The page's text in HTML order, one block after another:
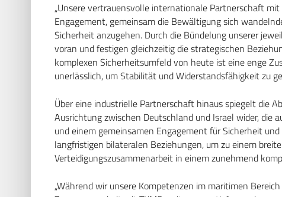
„Unsere vertrauensvolle internationale Partnerschaft
Engagement, gemeinsam die Bewältigung sich
Sicherheit anzugehen. Durch die Bündelung unserer
voran und festigen gleichzeitig die strategischen
komplexen Sicherheitsumfeld von heute ist eine enge
unerlässlich, um Stabilität und Widerstandsfähigkeit zu
Über eine industrielle Partnerschaft hinaus spiegelt die
Ausrichtung zwischen Deutschland und Israel wider, die
und einem gemeinsamen Engagement für Sicherheit
langfristigen bilateralen Beziehungen, um zu einem
Verteidigungszusammenarbeit in einem zunehmend
„Während wir unsere Kompetenzen im maritimen